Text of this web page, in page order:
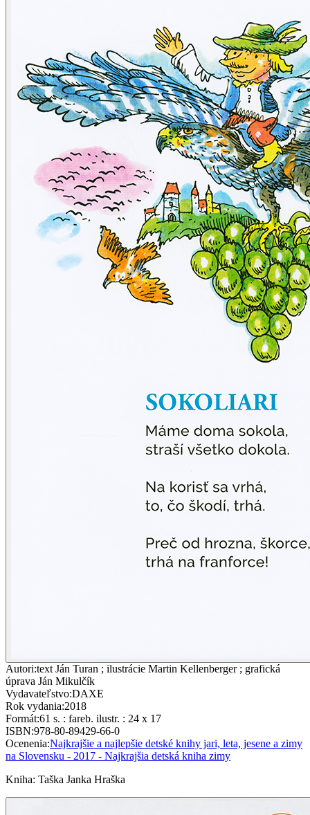
Autori:text Ján Turan ; ilustrácie Martin Kellenberger ; grafická
úprava Ján Mikulčík
Vydavateľstvo:DAXE
Rok vydania:2018
Formát:61 s. : fareb. ilustr. : 24 x 17
ISBN:978-80-89429-66-0
Ocenenia:Najkrajšie a najlepšie detské knihy jari, leta, jesene a zimy
na Slovensku - 2017 - Najkrajšia detská kniha zimy
Kniha: Taška Janka Hraška